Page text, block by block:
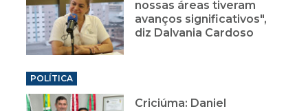
nossas áreas tiveram
avanços significativos",
diz Dalvania Cardoso
POLÍTICA
Criciúma: Daniel